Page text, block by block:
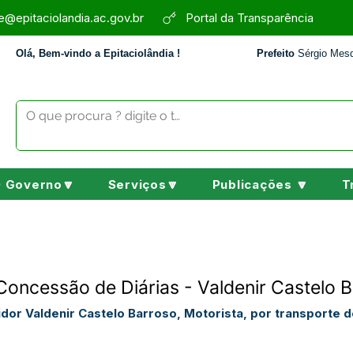
Portal da Transparência
Olá, Bem-vindo a Epitaciolândia ! Prefeito Sérgio
Governo🔽 Serviços🔽 Publicações 🔽
de Diárias - Valdenir Castelo
Valdenir Castelo Barroso, Motorista, por transporte